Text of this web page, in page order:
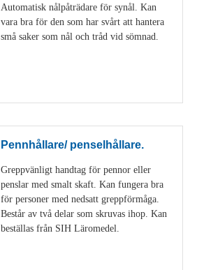
Automatisk nålpåträdare för synål. Kan
vara bra för den som har svårt att hantera
små saker som nål och tråd vid sömnad.
Pennhållare/ penselhållare.
Greppvänligt handtag för pennor eller
penslar med smalt skaft. Kan fungera bra
för personer med nedsatt greppförmåga.
Består av två delar som skruvas ihop. Kan
beställas från SIH Läromedel.